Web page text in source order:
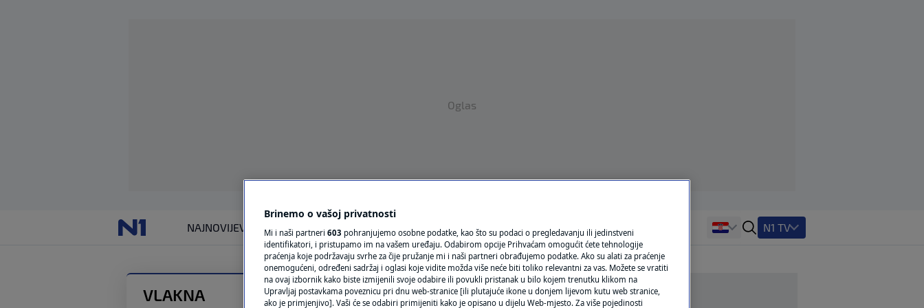
Oglas
NAJNOVIJEVIJESTI SVIJET
VRIJEME
N1 TEME
REGIJA
N1 TV
VLAKNA
Brinemo o vašoj privatnosti
Mi i naši partneri 603 pohranjujemo osobne podatke, kao što su podaci o pregledavanju ili jedinstveni
identifikatori, i pristupamo im na vašem uređaju. Odabirom opcije Prihvaćam omogućit ćete tehnologije
praćenja koje podržavaju svrhe za čije pružanje mi i naši partneri obrađujemo podatke. Ako su alati za praćenje
onemogućeni, određeni sadržaj i oglasi koje vidite možda više neće biti toliko relevantni za vas. Možete se vratiti
na ovaj izbornik kako biste izmijenili svoje odabire ili povukli pristanak u bilo kojem trenutku klikom na
Upravljaj postavkama poveznicu pri dnu web-stranice [ili plutajuće ikone u donjem lijevom kutu web stranice,
ako je primjenjivo]. Vaši će se odabiri primijeniti kako je opisano u dijelu Web-mjesto. Za više pojedinosti